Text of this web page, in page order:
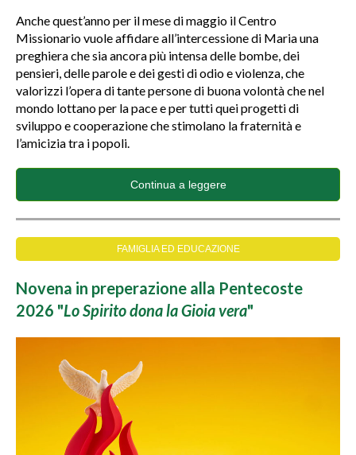
Anche quest’anno per il mese di maggio il Centro
Missionario vuole affidare all’intercessione di Maria una
preghiera che sia ancora più intensa delle bombe, dei
pensieri, delle parole e dei gesti di odio e violenza, che
valorizzi l’opera di tante persone di buona volontà che nel
mondo lottano per la pace e per tutti quei progetti di
sviluppo e cooperazione che stimolano la fraternità e
l’amicizia tra i popoli.
Continua a leggere
FAMIGLIA ED EDUCAZIONE
Novena in preperazione alla Pentecoste
2026 "Lo Spirito dona la Gioia vera"